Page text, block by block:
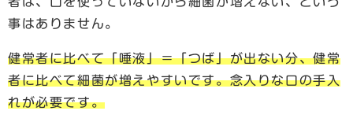
事はありません。
健常者に比べて「唾液」＝「つば」が出ない分、健常
者に比べて細菌が増えやすいです。念入りな口の手入
れが必要です。